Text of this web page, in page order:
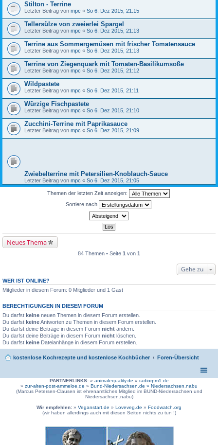
Stilton - Terrine
Letzter Beitrag von mpc « So 6. Dez 2015, 21:15
Tellersülze von zweierlei Spargel
Letzter Beitrag von mpc « So 6. Dez 2015, 21:13
Terrine aus Sommergemüsen mit frischer Tomatensauce
Letzter Beitrag von mpc « So 6. Dez 2015, 21:13
Terrine von Ziegenquark mit Tomaten-Basilikumsoße
Letzter Beitrag von mpc « So 6. Dez 2015, 21:12
Wildpastete
Letzter Beitrag von mpc « So 6. Dez 2015, 21:11
Würzige Fischpastete
Letzter Beitrag von mpc « So 6. Dez 2015, 21:10
Zucchini-Terrine mit Paprikasauce
Letzter Beitrag von mpc « So 6. Dez 2015, 21:09
Zwiebelterrine mit Petersilien-Knoblauch-Sauce
Letzter Beitrag von mpc « So 6. Dez 2015, 21:05
Themen der letzten Zeit anzeigen:
Sortiere nach
Neues Thema
84 Themen • Seite 1 von 1
Gehe zu
WER IST ONLINE?
Mitglieder in diesem Forum: 0 Mitglieder und 1 Gast
BERECHTIGUNGEN IN DIESEM FORUM
Du darfst keine neuen Themen in diesem Forum erstellen.
Du darfst keineAntworten zu Themen in diesem Forum erstellen.
Du darfst deine Beiträge in diesem Forum nicht ändern.
Du darfst deine Beiträge in diesem Forum nicht löschen.
Du darfst keine Dateianhänge in diesem Forum erstellen.
kostenlose Kochrezepte und kostenlose Kochbücher Foren-Übersicht
PARTNERLINKS:» animalequality.de » radiorpm1.de
» zur-alten-post-ammeloe.de » Bund-Niedersachsen.de » Niedersachsen.nabu
(Marcus Petersen-Clausen ist ehrenamtliches Mitglied im BUND-Niedersachsen und
Niedersachsen.nabu)
Wir empfehlen: » Veganstart.de » Loveveg.de » Foodwatch.org
(wir haben allerdings auch mit diesen Seiten nichts zu tun !)